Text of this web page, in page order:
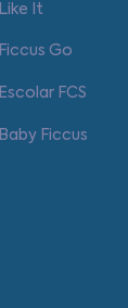
Like It
Ficcus Go
Escolar FCS
Baby Ficcus